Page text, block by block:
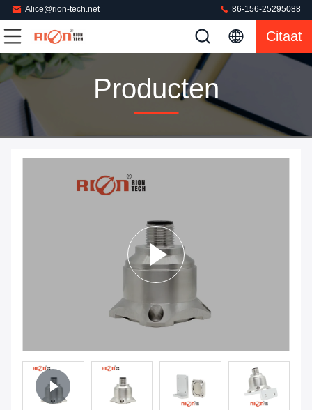
Alice@rion-tech.net 86-156-25295088
Citaat
Producten